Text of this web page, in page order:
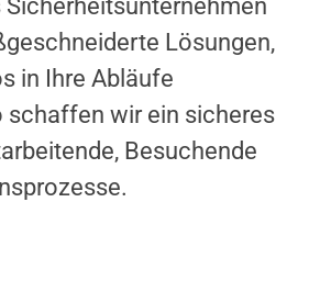
Lösungen,
in Ihre Abläufe
schaffen wir ein sicheres
Besuchende